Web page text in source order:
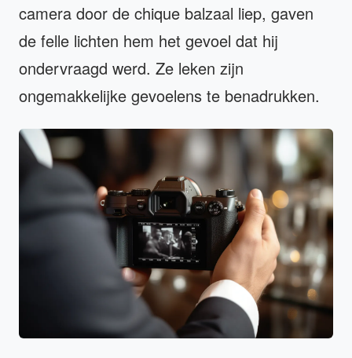
camera door de chique balzaal liep, gaven
de felle lichten hem het gevoel dat hij
ondervraagd werd. Ze leken zijn
ongemakkelijke gevoelens te benadrukken.